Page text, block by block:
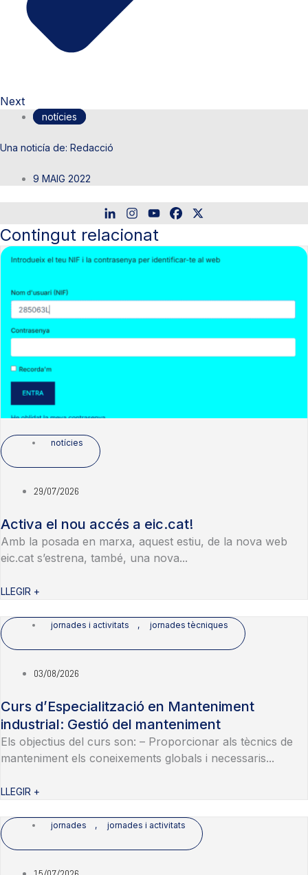
Next
notícies
Redacció
9 MAIG 2022
Contingut relacionat
notícies
29/07/2026
Activa el nou accés a eic.cat!
Amb la posada en marxa, aquest estiu, de la nova web
eic.cat s’estrena, també, una nova...
LLEGIR +
jornades i activitats , jornades tècniques
03/08/2026
Curs d’Especialització en Manteniment
industrial: Gestió del manteniment
Els objectius del curs son: – Proporcionar als tècnics de
manteniment els coneixements globals i necessaris...
LLEGIR +
jornades , jornades i activitats